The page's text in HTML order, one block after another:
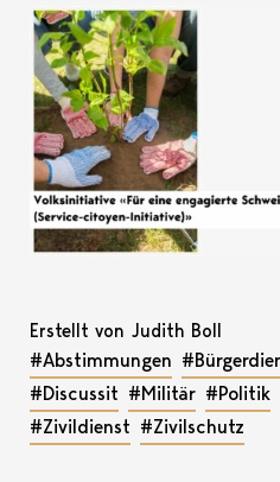
Erstellt von Judith Boll
#Abstimmungen
#Discussit #Militär #Politik
#Zivildienst #Zivilschutz